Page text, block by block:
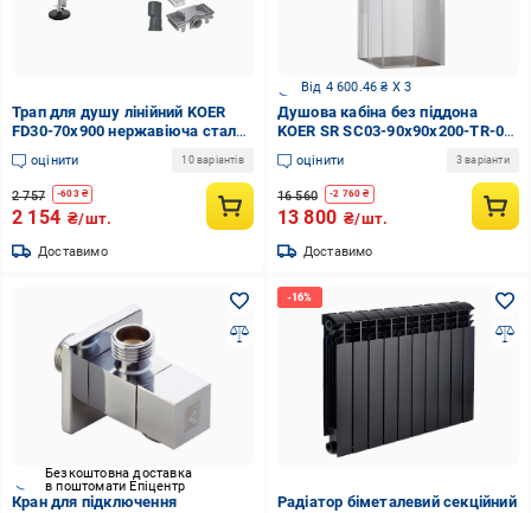
Трап для душу лінійний KOER
FD30-70x900 нержавіюча сталь
900x70 мм з гідрозатвором під
плитку (AC0702)
оцінити 10 варіантів
2 757 -603₴
2 154 ₴/шт.
Доставимо
Від 4 600.46 ₴ X 3
Душова кабіна без піддона
KOER SR SC03-90x90x200-TR-01
прозоре скло Easy Clean 6 мм
Хром (KR5356)
оцінити 3 варіанти
16 560 -2 760 ₴
13 800 ₴/шт.
Доставимо
Безкоштовна доставка
в поштомати Епіцентр
Кран для підключення
Радіатор біметалевий секційний